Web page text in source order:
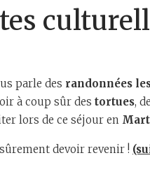
parle des randonnées
à coup sûr des tortues,
lors de ce séjour en
devoir revenir !